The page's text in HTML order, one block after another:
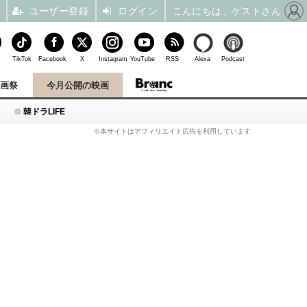
韓ドラLIFE
祭 今月公開の映画
※本サイトはアフィリエイト広告を利用しています
TikTok Facebook X Instagram YouTube RSS Alexa Podcast
ユーザー登録 ログイン こんにちは、ゲストさん